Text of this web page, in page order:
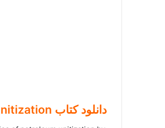
دانلود کتاب The Law on Petroleum Unitization